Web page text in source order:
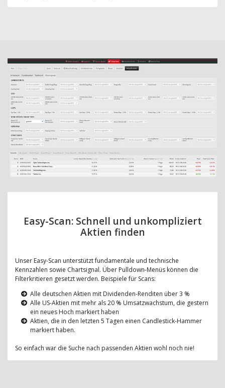
Easy-Scan: Schnell und unkompliziert
Aktien finden
Unser Easy-Scan unterstützt fundamentale und technische
Kennzahlen sowie Chartsignal. Über Pulldown-Menüs können die
Filterkritieren gesetzt werden. Beispiele für Scans:
Alle deutschen Aktien mit Dividenden-Renditen über 3 %
Alle US-Aktien mit mehr als 20 % Umsatzwachstum, die gestern
ein neues Hoch markiert haben
Aktien, die in den letzten 5 Tagen einen Candlestick-Hammer
markiert haben.
So einfach war die Suche nach passenden Aktien wohl noch nie!